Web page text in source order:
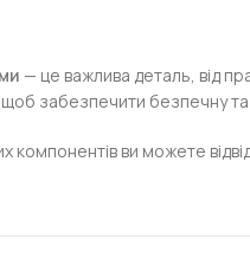
— це важлива деталь, від
забезпечити безпечну
компонентів ви можете